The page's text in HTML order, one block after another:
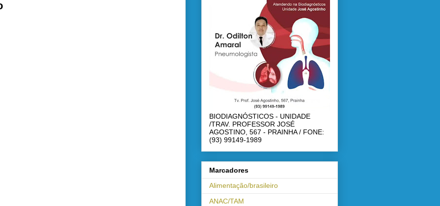
BIODIAGNÓSTICOS - UNIDADE
/TRAV. PROFESSOR JOSÉ
AGOSTINO, 567 - PRAINHA / FONE:
(93) 99149-1989
Marcadores
Alimentação/brasileiro
ANAC/TAM